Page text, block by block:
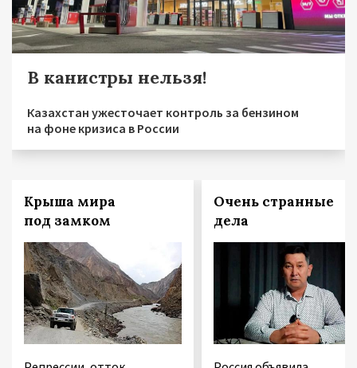
В канистры нельзя!
Казахстан ужесточает контроль за бензином
на фоне кризиса в России
Крыша мира
под замком
Очень странные
дела